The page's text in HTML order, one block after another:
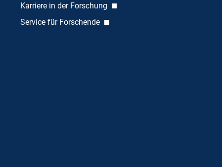
Karriere in der Forschung
Service für Forschende